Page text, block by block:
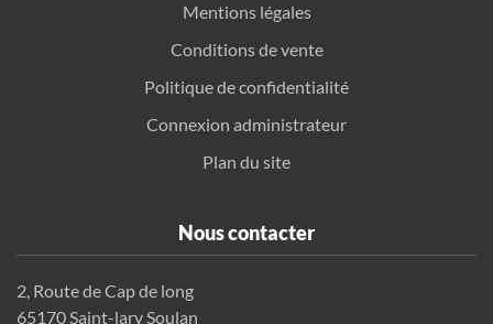
Mentions légales
Conditions de vente
Politique de confidentialité
Connexion administrateur
Plan du site
Nous contacter
2, Route de Cap de long
65170 Saint-lary Soulan